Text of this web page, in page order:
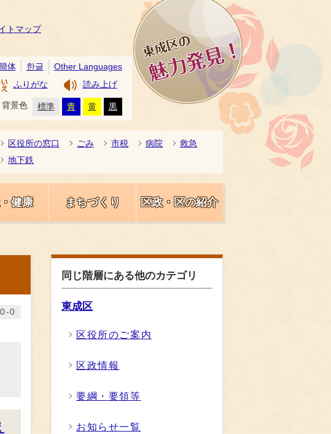
トマップ
体 한글
Other Languages
ふりがな
読み上げ
背景色 標準 青 黄 黒
区役所の窓口 ごみ 市税 病院
救急
地下鉄
健康 まちづくり 区政・区の紹介
0
同じ階層にある他のカテゴリ
東成区
区役所のご案内
区政情報
要綱・要領等
お知らせ一覧